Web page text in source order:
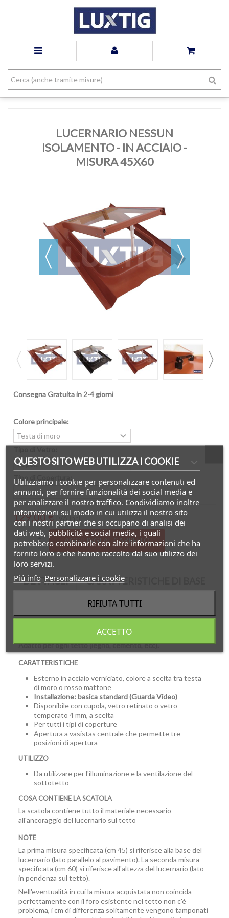
LUCERNARIO NESSUN
ISOLAMENTO - IN ACCIAIO -
MISURA 45X60
Consegna Gratuita in 2-4 giorni
Colore principale:
Tipo di Copertura:
129,00 € IVA incl.
AGGIUNGI AL CARRELLO
DETTAGLI CARATTERISTICHE DI BASE
Puoi pagare con carta di credito, bonifico e paypal.
Adatto per ogni tetto (legno, cemento, ecc).
CARATTERISTICHE
Esterno in acciaio verniciato, colore a scelta tra testa
di moro o rosso mattone
Installazione: basica standard(Guarda Video)
Disponibile con cupola, vetro retinato o vetro
temperato 4 mm, a scelta
Per tutti i tipi di coperture
Apertura a vasistas centrale che permette tre
posizioni di apertura
UTILIZZO
Da utilizzare per l'illuminazione e la ventilazione del
sottotetto
COSA CONTIENE LA SCATOLA
La scatola contiene tutto il materiale necessario
all'ancoraggio del lucernario sul tetto
NOTE
La prima misura specificata (cm 45) si riferisce alla base del
lucernario (lato parallelo al pavimento). La seconda misura
specificata (cm 60) si riferisce all'altezza del lucernario (lato
in pendenza sul tetto).
Nell'eventualità in cui la misura acquistata non coincida
perfettamente con il foro esistente nel tetto non c'è
problema, i cm di differenza solitamente vengono tamponati
QUESTO SITO WEB UTILIZZA I COOKIE
Utilizziamo i cookie per personalizzare contenuti ed
annunci, per fornire funzionalità dei social media e
per analizzare il nostro traffico. Condividiamo inoltre
informazioni sul modo in cui utilizza il nostro sito
con i nostri partner che si occupano di analisi dei
dati web, pubblicità e social media, i quali
potrebbero combinarle con altre informazioni che ha
fornito loro o che hanno raccolto dal suo utilizzo dei
loro servizi.
Piú info Personalizzare i cookie
RIFIUTA TUTTI
ACCETTO